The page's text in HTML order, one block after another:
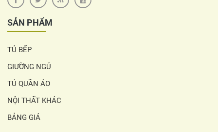
SẢN PHẨM
TỦ BẾP
GIƯỜNG NGỦ
TỦ QUẦN ÁO
NỘI THẤT KHÁC
BẢNG GIÁ